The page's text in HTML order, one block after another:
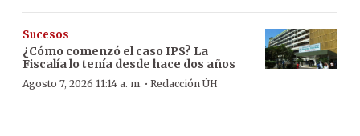
Sucesos
¿Cómo comenzó el caso IPS? La
Fiscalía lo tenía desde hace dos años
Agosto 7, 2026 11:14 a. m. · Redacción ÚH